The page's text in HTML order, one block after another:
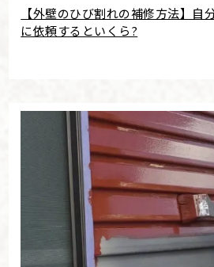
【外壁のひび割れの補修方法】自
に依頼するといくら?